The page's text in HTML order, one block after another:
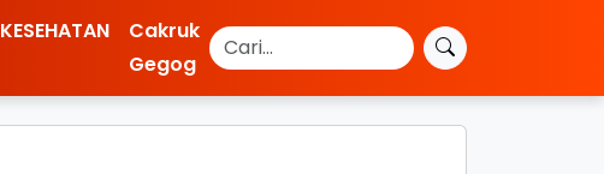
KESEHATAN
Cakruk
Gegog